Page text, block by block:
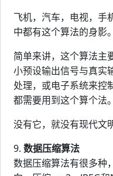
飞机，汽车，电视，手
中都有这个算法的身影。
简单来讲，这个算法主
小预设输出信号与真实
处理，或电子系统来控
都需要用到这个算个法。
没有它，就没有现代文
9. 数据压缩算法
数据压缩算法有很多种